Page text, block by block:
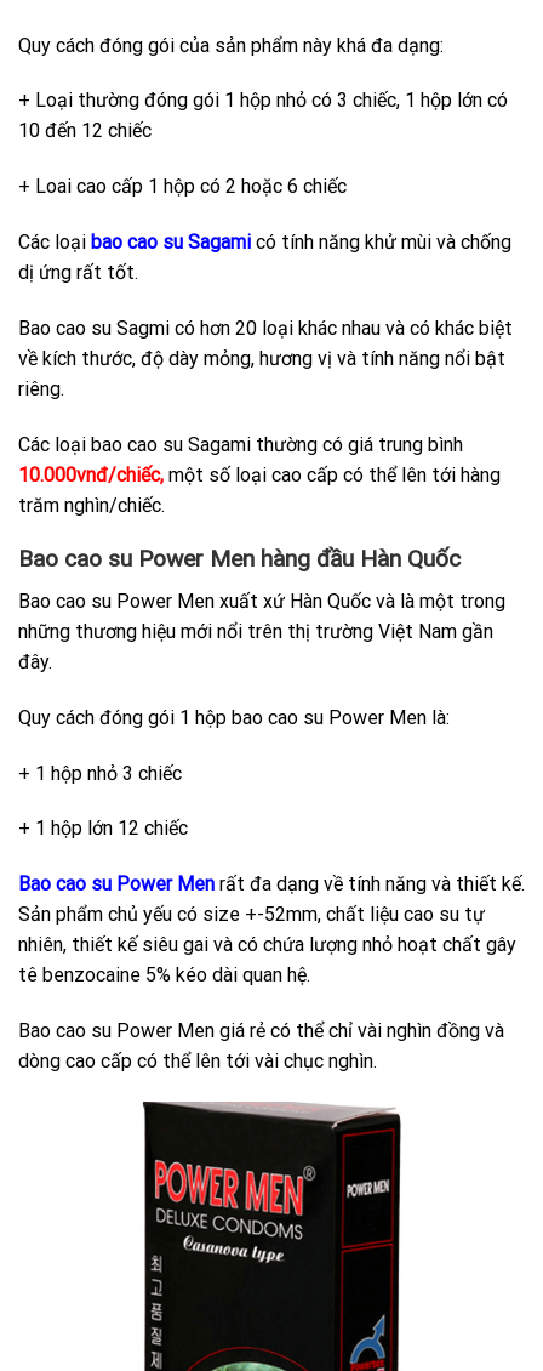
Quy cách đóng gói của sản phẩm này khá đa dạng:
+ Loại thường đóng gói 1 hộp nhỏ có 3 chiếc, 1 hộp lớn có
10 đến 12 chiếc
+ Loai cao cấp 1 hộp có 2 hoặc 6 chiếc
Các loại bao cao su Sagami có tính năng khử mùi và chống
dị ứng rất tốt.
Bao cao su Sagmi có hơn 20 loại khác nhau và có khác biệt
về kích thước, độ dày mỏng, hương vị và tính năng nổi bật
riêng.
Các loại bao cao su Sagami thường có giá trung bình
10.000vnđ/chiếc, một số loại cao cấp có thể lên tới hàng
trăm nghìn/chiếc.
Bao cao su Power Men hàng đầu Hàn Quốc
Bao cao su Power Men xuất xứ Hàn Quốc và là một trong
những thương hiệu mới nổi trên thị trường Việt Nam gần
đây.
Quy cách đóng gói 1 hộp bao cao su Power Men là:
+ 1 hộp nhỏ 3 chiếc
+ 1 hộp lớn 12 chiếc
Bao cao su Power Men rất đa dạng về tính năng và thiết kế.
Sản phẩm chủ yếu có size +-52mm, chất liệu cao su tự
nhiên, thiết kế siêu gai và có chứa lượng nhỏ hoạt chất gây
tê benzocaine 5% kéo dài quan hệ.
Bao cao su Power Men giá rẻ có thể chỉ vài nghìn đồng và
dòng cao cấp có thể lên tới vài chục nghìn.